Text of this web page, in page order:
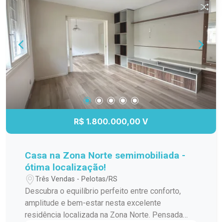
R$ 1.800.000,00 V
Casa na Zona Norte semimobiliada -
ótima localização!
Três Vendas - Pelotas/RS
Descubra o equilíbrio perfeito entre conforto,
amplitude e bem-estar nesta excelente
residência localizada na Zona Norte. Pensada